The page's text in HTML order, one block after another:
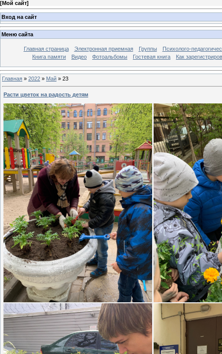
[Мой сайт]
Вход на сайт
Меню сайта
Главная страница Электронная приемная Группы
Психолого-
Книга памяти
Видео Фотоальбомы Гостевая книга Как
Главная » 2022 » Май » 23
Расти цветок на радость детям